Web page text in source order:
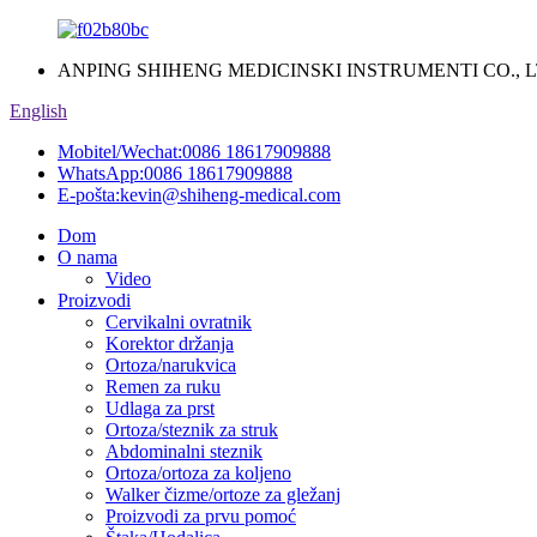
ANPING SHIHENG MEDICINSKI INSTRUMENTI CO.,
English
Mobitel/Wechat:0086 18617909888
WhatsApp:0086 18617909888
E-pošta:kevin@shiheng-medical.com
Dom
O nama
Video
Proizvodi
Cervikalni ovratnik
Korektor držanja
Ortoza/narukvica
Remen za ruku
Udlaga za prst
Ortoza/steznik za struk
Abdominalni steznik
Ortoza/ortoza za koljeno
Walker čizme/ortoze za gležanj
Proizvodi za prvu pomoć